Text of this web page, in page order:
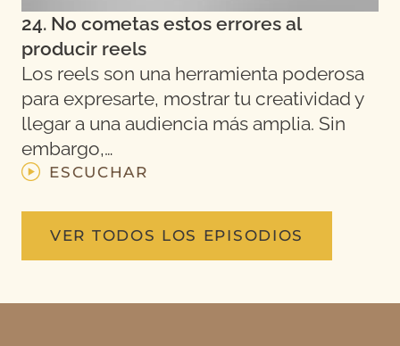
24. No cometas estos errores al
producir reels
Los reels son una herramienta poderosa
para expresarte, mostrar tu creatividad y
llegar a una audiencia más amplia. Sin
embargo,…
ESCUCHAR
VER TODOS LOS EPISODIOS